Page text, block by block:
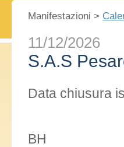
Manifestazioni >
11/12/2026
S.A.S
Data chiusura
BH